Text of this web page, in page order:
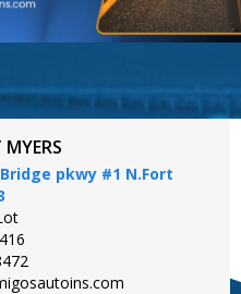
pkwy #1 N.Fort